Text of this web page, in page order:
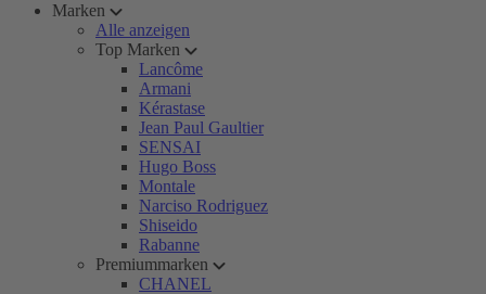
Marken
Alle anzeigen
Top Marken
Lancôme
Armani
Kérastase
Jean Paul Gaultier
SENSAI
Hugo Boss
Montale
Narciso Rodriguez
Shiseido
Rabanne
Premiummarken
CHANEL